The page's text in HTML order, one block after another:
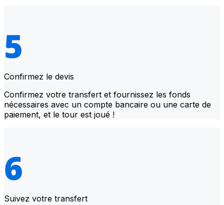
Confirmez le devis
Confirmez votre transfert et fournissez les fonds
nécessaires avec un compte bancaire ou une carte de
paiement, et le tour est joué !
Suivez votre transfert